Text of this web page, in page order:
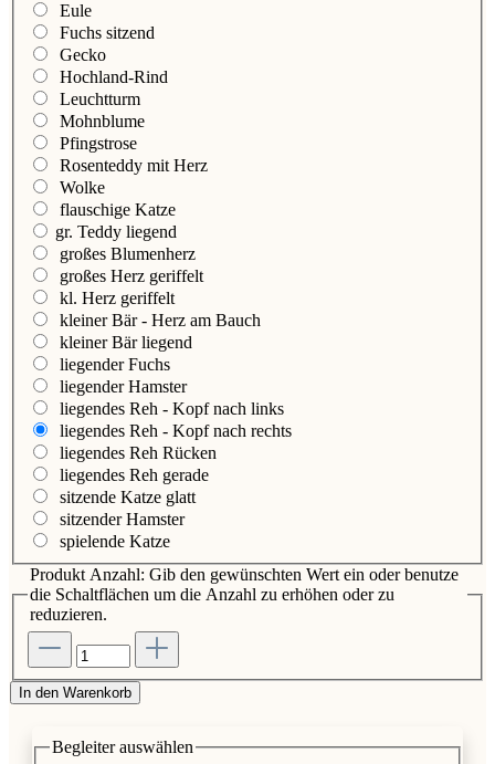
Eule
Fuchs sitzend
Gecko
Hochland-Rind
Leuchtturm
Mohnblume
Pfingstrose
Rosenteddy mit Herz
Wolke
flauschige Katze
gr. Teddy liegend
großes Blumenherz
großes Herz geriffelt
kl. Herz geriffelt
kleiner Bär - Herz am Bauch
kleiner Bär liegend
liegender Fuchs
liegender Hamster
liegendes Reh - Kopf nach links
liegendes Reh - Kopf nach rechts
liegendes Reh Rücken
liegendes Reh gerade
sitzende Katze glatt
sitzender Hamster
spielende Katze
Produkt Anzahl: Gib den gewünschten Wert ein oder benutze
die Schaltflächen um die Anzahl zu erhöhen oder zu
reduzieren.
In den Warenkorb
Begleiterauswählen